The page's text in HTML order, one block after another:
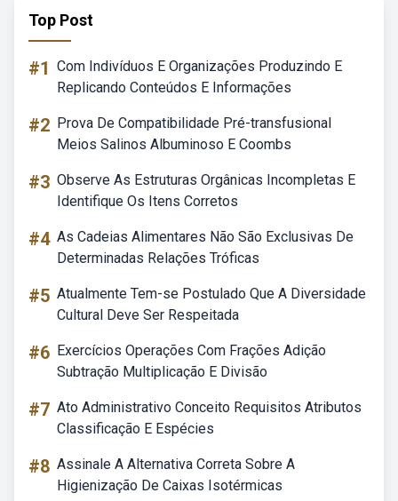
Top Post
#1 Com Indivíduos E Organizações Produzindo E
Replicando Conteúdos E Informações
#2 Prova De Compatibilidade Pré-transfusional
Meios Salinos Albuminoso E Coombs
#3 Observe As Estruturas Orgânicas Incompletas E
Identifique Os Itens Corretos
#4 As Cadeias Alimentares Não São Exclusivas De
Determinadas Relações Tróficas
#5 Atualmente Tem-se Postulado Que A Diversidade
Cultural Deve Ser Respeitada
#6 Exercícios Operações Com Frações Adição
Subtração Multiplicação E Divisão
#7 Ato Administrativo Conceito Requisitos Atributos
Classificação E Espécies
#8 Assinale A Alternativa Correta Sobre A
Higienização De Caixas Isotérmicas